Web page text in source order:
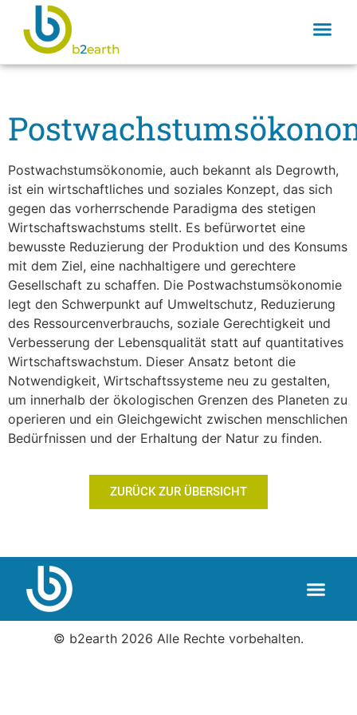
Postwachstumsökonomie, auch bekannt als Degrowth,
ist ein wirtschaftliches und soziales Konzept, das sich
gegen das vorherrschende Paradigma des stetigen
Wirtschaftswachstums stellt. Es befürwortet eine
bewusste Reduzierung der Produktion und des Konsums
mit dem Ziel, eine nachhaltigere und gerechtere
Gesellschaft zu schaffen. Die Postwachstumsökonomie
legt den Schwerpunkt auf Umweltschutz, Reduzierung
des Ressourcenverbrauchs, soziale Gerechtigkeit und
Verbesserung der Lebensqualität statt auf quantitatives
Wirtschaftswachstum. Dieser Ansatz betont die
Notwendigkeit, Wirtschaftssysteme neu zu gestalten,
um innerhalb der ökologischen Grenzen des Planeten zu
operieren und ein Gleichgewicht zwischen menschlichen
Bedürfnissen und der Erhaltung der Natur zu finden.
ZURÜCK ZUR ÜBERSICHT
© b2earth 2026 Alle Rechte vorbehalten.